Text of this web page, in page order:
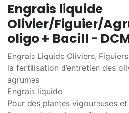
Engrais liquide
Olivier/Figuier/
oligo + Bacill -
Engrais Liquide Oliviers,
la fertilisation d’entretien des
agrumes
Engrais liquide
Pour des plantes vigoureuses